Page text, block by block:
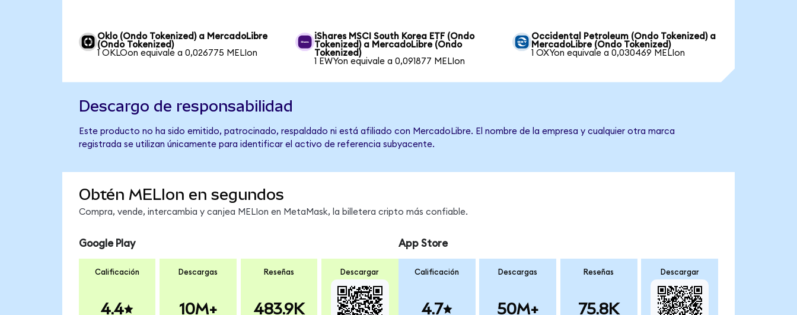
Oklo (Ondo Tokenized) a MercadoLibre
(Ondo Tokenized)
1 OKLOon equivale a 0,026775 MELIon
iShares MSCI South Korea ETF (Ondo
Tokenized) a MercadoLibre (Ondo
Tokenized)
1 EWYon equivale a 0,091877 MELIon
Occidental Petroleum (Ondo Tokenized) a
MercadoLibre (Ondo Tokenized)
1 OXYon equivale a 0,030469 MELIon
Descargo de responsabilidad
Este producto no ha sido emitido, patrocinado, respaldado ni está afiliado con MercadoLibre. El nombre de la empresa y cualquier otra marca
registrada se utilizan únicamente para identificar el activo de referencia subyacente.
Obtén MELIon en segundos
Compra, vende, intercambia y canjea MELIon en MetaMask, la billetera cripto más confiable.
Google Play
Calificación
4.4
Descargas
10M+
Reseñas
483.9K
Descargar
App Store
Calificación
4.7
Descargas
50M+
Reseñas
75.8K
Descargar